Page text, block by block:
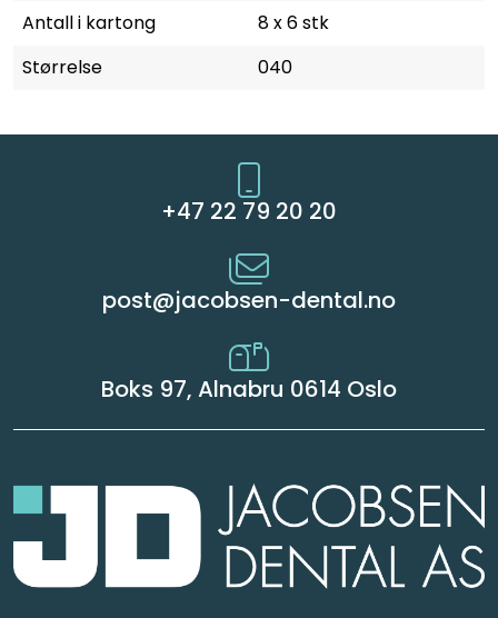
Antall i kartong
8 x 6 stk
Størrelse
040
+47 22 79 20 20
post@jacobsen-dental.no
Boks 97, Alnabru 0614 Oslo